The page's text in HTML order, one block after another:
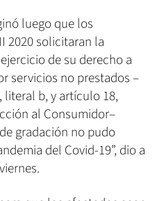
luego que los
2020 solicitaran la
de su derecho a
servicios no prestados –
b, y artículo 18,
al Consumidor–
gradación no pudo
del Covid-19”, dio a